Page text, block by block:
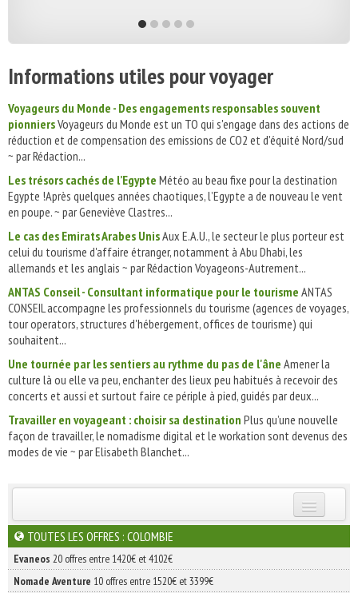
Informations utiles pour voyager
Voyageurs du Monde - Des engagements responsables souvent
pionniersVoyageurs du Monde est un TO qui s'engage dans des actions de
réduction et de compensation des emissions de CO2 et d'équité Nord/sud
~ par Rédaction...
Les trésors cachés de l’Egypte Météo au beau fixe pour la destination
Egypte !Après quelques années chaotiques, l’Egypte a de nouveau le vent
en poupe. ~ par Geneviève Clastres...
Le cas des Emirats Arabes UnisAux E.A.U., le secteur le plus porteur est
celui du tourisme d'affaire étranger, notamment à Abu Dhabi, les
allemands et les anglais ~ par Rédaction Voyageons-Autrement...
ANTAS Conseil - Consultant informatique pour le tourisme ANTAS
CONSEIL accompagne les professionnels du tourisme (agences de voyages,
tour operators, structures d'hébergement, offices de tourisme) qui
souhaitent...
Une tournée par les sentiers au rythme du pas de l'âne Amener la
culture là ou elle va peu, enchanter des lieux peu habitués à recevoir des
concerts et aussi et surtout faire ce périple à pied, guidés par deux...
Travailler en voyageant : choisir sa destination Plus qu’une nouvelle
façon de travailler, le nomadisme digital et le workation sont devenus des
modes de vie ~ par Elisabeth Blanchet...
INSCRIVEZ-VOUS | ABONNEZ-VOUS
TOUTES LES OFFRES : COLOMBIE
Evaneos 20 offres entre 1420€ et 4102€
Nomade Aventure 10 offres entre 1520€ et 3399€